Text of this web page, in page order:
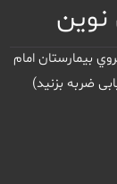
نوین
بيمارستان امام